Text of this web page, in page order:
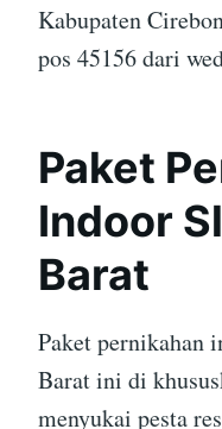
Kabupaten
pos 45156 dari
Paket
Indoor
Barat
Paket pernikahan
Barat ini di
menyukai pesta